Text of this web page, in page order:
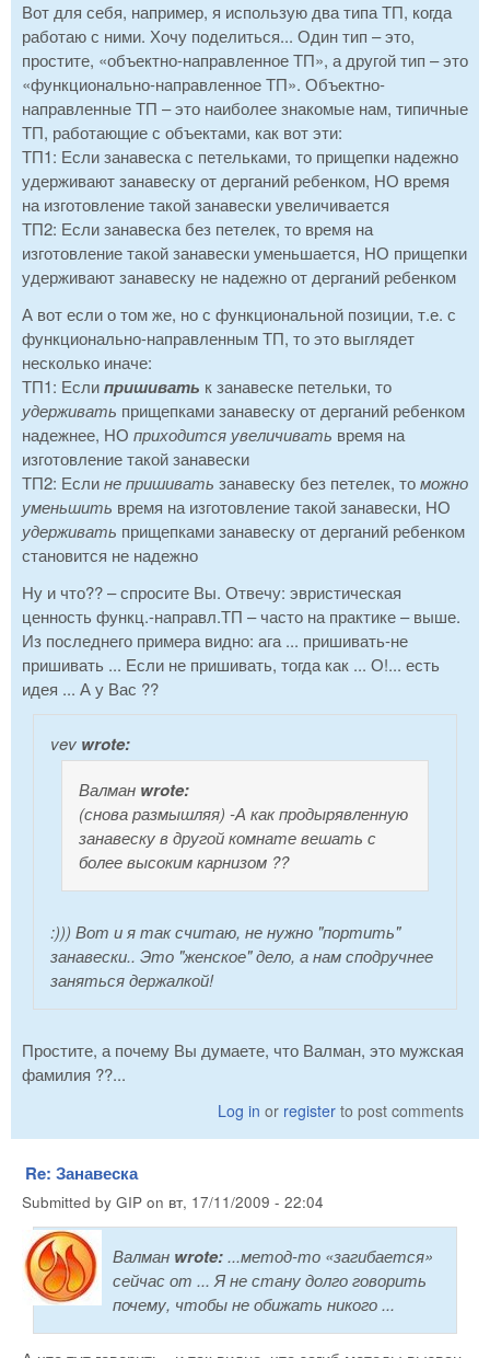
Вот для себя, например, я использую два типа ТП, когда
работаю с ними. Хочу поделиться... Один тип – это,
простите, «объектно-направленное ТП», а другой тип – это
«функционально-направленное ТП». Объектно-
направленные ТП – это наиболее знакомые нам, типичные
ТП, работающие с объектами, как вот эти:
ТП1: Если занавеска с петельками, то прищепки надежно
удерживают занавеску от дерганий ребенком, НО время
на изготовление такой занавески увеличивается
ТП2: Если занавеска без петелек, то время на
изготовление такой занавески уменьшается, НО прищепки
удерживают занавеску не надежно от дерганий ребенком
А вот если о том же, но с функциональной позиции, т.е. с
функционально-направленным ТП, то это выглядет
несколько иначе:
ТП1: Еслипришивать к занавеске петельки, то
удерживать прищепками занавеску от дерганий ребенком
надежнее, НО приходится увеличивать время на
изготовление такой занавески
ТП2: Еслине пришивать занавеску без петелек, томожно
уменьшить время на изготовление такой занавески, НО
удерживать прищепками занавеску от дерганий ребенком
становится не надежно
Ну и что?? – спросите Вы. Отвечу: эвристическая
ценность функц.-направл.ТП – часто на практике – выше.
Из последнего примера видно: ага ... пришивать-не
пришивать ... Если не пришивать, тогда как ... О!... есть
идея ... А у Вас ??
vev wrote:
Валман wrote:
(снова размышляя) -А как продырявленную
занавеску в другой комнате вешать с
более высоким карнизом ??
:))) Вот и я так считаю, не нужно "портить"
занавески.. Это "женское" дело, а нам сподручнее
заняться держалкой!
Простите, а почему Вы думаете, что Валман, это мужская
фамилия ??...
Log in or register to post comments
Re: Занавеска
Submitted by GIP on вт, 17/11/2009 - 22:04
Валман wrote: ...метод-то «загибается»
сейчас от ... Я не стану долго говорить
почему, чтобы не обижать никого ...